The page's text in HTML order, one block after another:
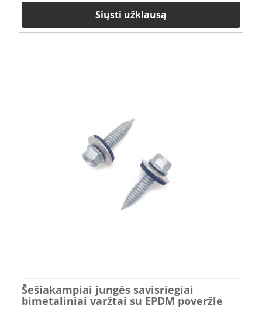
Siųsti užklausą
Šešiakampiai jungės savisriegiai
bimetaliniai varžtai su EPDM poveržle